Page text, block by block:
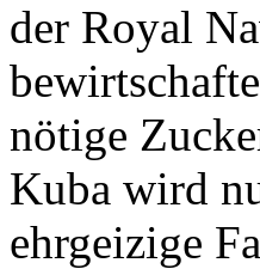
der Royal
nötige
Kuba wird
ehrgeizige